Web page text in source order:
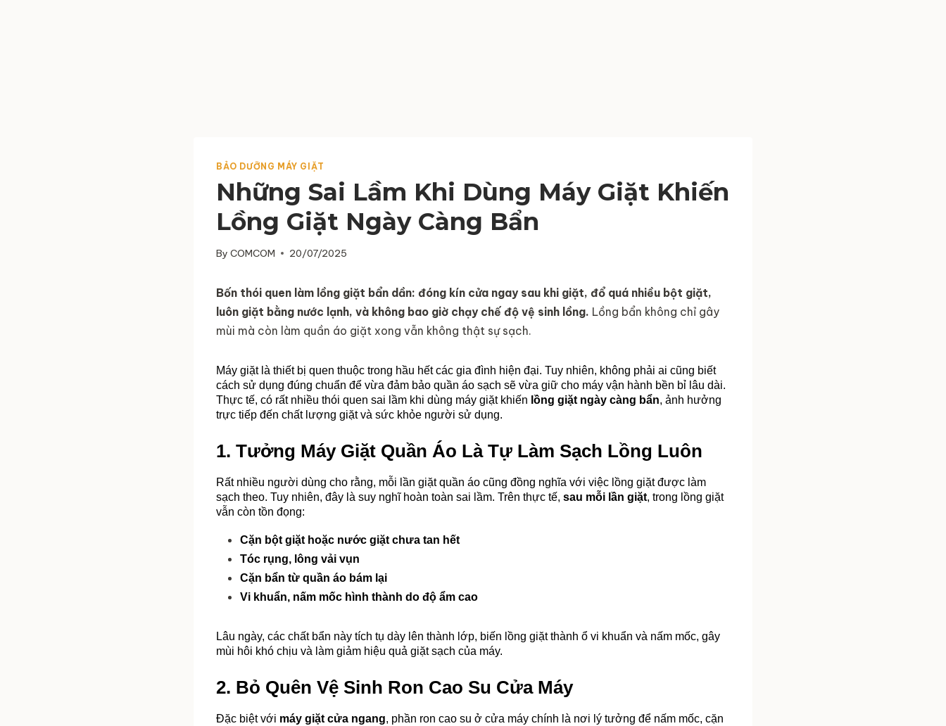
BẢO DƯỠNG MÁY GIẶT
Những Sai Lầm Khi Dùng Máy Giặt Khiến
Lồng Giặt Ngày Càng Bẩn
By COMCOM 20/07/2025
Bốn thói quen làm lồng giặt bẩn dần: đóng kín cửa ngay sau khi giặt, đổ quá nhiều bột giặt,
luôn giặt bằng nước lạnh, và không bao giờ chạy chế độ vệ sinh lồng. Lồng bẩn không chỉ gây
mùi mà còn làm quần áo giặt xong vẫn không thật sự sạch.
Máy giặt là thiết bị quen thuộc trong hầu hết các gia đình hiện đại. Tuy nhiên, không phải ai cũng biết
cách sử dụng đúng chuẩn để vừa đảm bảo quần áo sạch sẽ vừa giữ cho máy vận hành bền bỉ lâu dài.
Thực tế, có rất nhiều thói quen sai lầm khi dùng máy giặt khiến lồng giặt ngày càng bẩn, ảnh hưởng
trực tiếp đến chất lượng giặt và sức khỏe người sử dụng.
1. Tưởng Máy Giặt Quần Áo Là Tự Làm Sạch Lồng Luôn
Rất nhiều người dùng cho rằng, mỗi lần giặt quần áo cũng đồng nghĩa với việc lồng giặt được làm
sạch theo. Tuy nhiên, đây là suy nghĩ hoàn toàn sai lầm. Trên thực tế, sau mỗi lần giặt, trong lồng giặt
vẫn còn tồn đọng:
Cặn bột giặt hoặc nước giặt chưa tan hết
Tóc rụng, lông vải vụn
Cặn bẩn từ quần áo bám lại
Vi khuẩn, nấm mốc hình thành do độ ẩm cao
Lâu ngày, các chất bẩn này tích tụ dày lên thành lớp, biến lồng giặt thành ổ vi khuẩn và nấm mốc, gây
mùi hôi khó chịu và làm giảm hiệu quả giặt sạch của máy.
2. Bỏ Quên Vệ Sinh Ron Cao Su Cửa Máy
Đặc biệt với máy giặt cửa ngang, phần ron cao su ở cửa máy chính là nơi lý tưởng để nấm mốc, cặn